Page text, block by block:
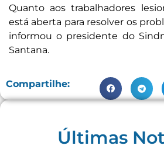
Quanto aos trabalhadores
está aberta para resolver os
informou o presidente do
Santana.
Compartilhe:
Últimas